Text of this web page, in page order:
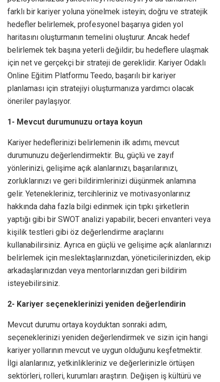
farklı bir kariyer yoluna yönelmek isteyin; doğru ve stratejik
hedefler belirlemek, profesyonel başarıya giden yol
haritasını oluşturmanın temelini oluşturur. Ancak hedef
belirlemek tek başına yeterli değildir; bu hedeflere ulaşmak
için net ve gerçekçi bir strateji de gereklidir. Kariyer Odaklı
Online Eğitim Platformu Teedo, başarılı bir kariyer
planlaması için stratejiyi oluşturmanıza yardımcı olacak
öneriler paylaşıyor.
1- Mevcut durumunuzu ortaya koyun
Kariyer hedeflerinizi belirlemenin ilk adımı, mevcut
durumunuzu değerlendirmektir. Bu, güçlü ve zayıf
yönlerinizi, gelişime açık alanlarınızı, başarılarınızı,
zorluklarınızı ve geri bildirimlerinizi düşünmek anlamına
gelir. Yetenekleriniz, tercihleriniz ve motivasyonlarınız
hakkında daha fazla bilgi edinmek için tıpkı şirketlerin
yaptığı gibi bir SWOT analizi yapabilir, beceri envanteri veya
kişilik testleri gibi öz değerlendirme araçlarını
kullanabilirsiniz. Ayrıca en güçlü ve gelişime açık alanlarınızı
belirlemek için meslektaşlarınızdan, yöneticilerinizden, ekip
arkadaşlarınızdan veya mentorlarınızdan geri bildirim
isteyebilirsiniz.
2- Kariyer seçeneklerinizi yeniden değerlendirin
Mevcut durumu ortaya koyduktan sonraki adım,
seçeneklerinizi yeniden değerlendirmek ve sizin için hangi
kariyer yollarının mevcut ve uygun olduğunu keşfetmektir.
İlgi alanlarınız, yetkinlikleriniz ve değerlerinizle örtüşen
sektörleri, rolleri, kurumları araştırın. Değişen iş kültürü ve